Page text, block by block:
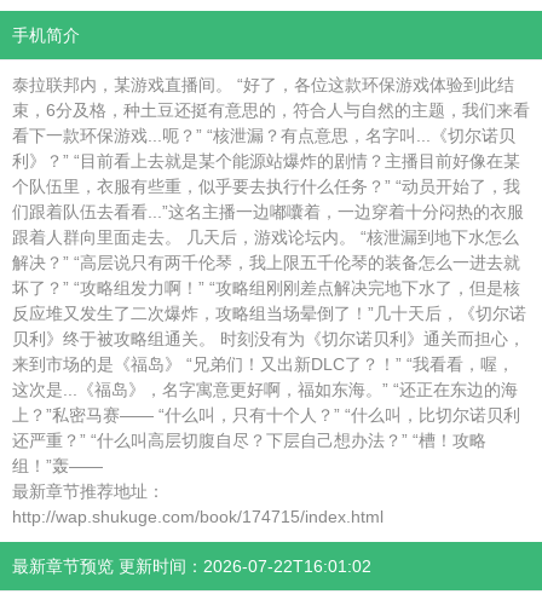
手机简介
泰拉联邦内，某游戏直播间。 “好了，各位这款环保游戏体验到此结
束，6分及格，种土豆还挺有意思的，符合人与自然的主题，我们来看
看下一款环保游戏...呃？” “核泄漏？有点意思，名字叫...《切尔诺贝
利》？” “目前看上去就是某个能源站爆炸的剧情？主播目前好像在某
个队伍里，衣服有些重，似乎要去执行什么任务？” “动员开始了，我
们跟着队伍去看看...”这名主播一边嘟囔着，一边穿着十分闷热的衣服
跟着人群向里面走去。 几天后，游戏论坛内。 “核泄漏到地下水怎么
解决？” “高层说只有两千伦琴，我上限五千伦琴的装备怎么一进去就
坏了？” “攻略组发力啊！” “攻略组刚刚差点解决完地下水了，但是核
反应堆又发生了二次爆炸，攻略组当场晕倒了！”几十天后，《切尔诺
贝利》终于被攻略组通关。 时刻没有为《切尔诺贝利》通关而担心，
来到市场的是《福岛》 “兄弟们！又出新DLC了？！” “我看看，喔，
这次是...《福岛》，名字寓意更好啊，福如东海。” “还正在东边的海
上？”私密马赛—— “什么叫，只有十个人？” “什么叫，比切尔诺贝利
还严重？” “什么叫高层切腹自尽？下层自己想办法？” “槽！攻略
组！”轰——
最新章节推荐地址：
http://wap.shukuge.com/book/174715/index.html
最新章节预览 更新时间：2026-07-22T16:01:02